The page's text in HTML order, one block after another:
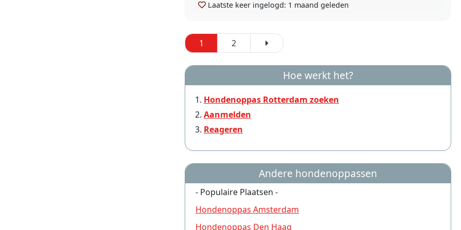
Laatste keer ingelogd: 1 maand geleden
1 2
Hoe werkt het?
Hondenoppas Rotterdam zoeken
Aanmelden
Reageren
Andere hondenoppassen
- Populaire Plaatsen -
Hondenoppas Amsterdam
Hondenoppas Den Haag